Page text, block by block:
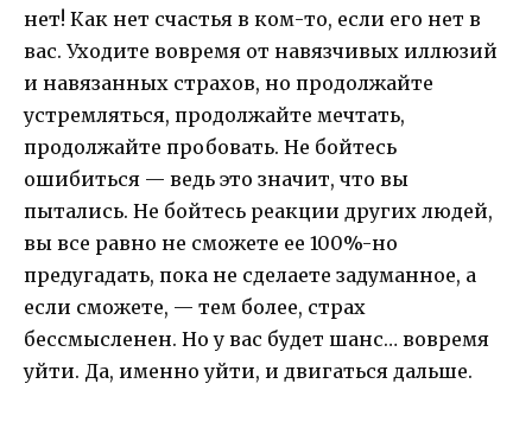
нет! Как нет счастья в ком-то, если его нет в
вас. Уходите вовремя от навязчивых иллюзий
и навязанных страхов, но продолжайте
устремляться, продолжайте мечтать,
продолжайте пробовать. Не бойтесь
ошибиться — ведь это значит, что вы
пытались. Не бойтесь реакции других людей,
вы все равно не сможете ее 100%-но
предугадать, пока не сделаете задуманное, а
если сможете, — тем более, страх
бессмысленен. Но у вас будет шанс… вовремя
уйти. Да, именно уйти, и двигаться дальше.